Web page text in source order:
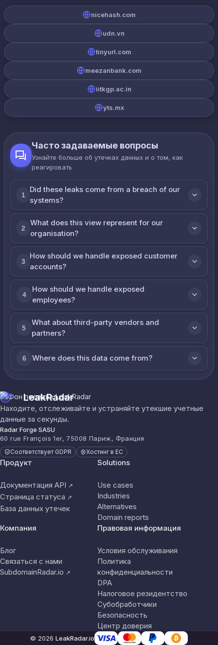
nicehash.com
udn.vn
tinyurl.com
meezanbank.com
iitkgp.ac.in
yts.mx
Часто задаваемые вопросы
Узнайте больше об утечках данных и о том, как
реагировать
1
Did these leaks come from a breach of our
systems?
2
What does this view represent for our
organisation?
3
How should we handle exposed customer
accounts?
4
How should we handle exposed
employees?
5
What about third-party vendors and
partners?
6 Where does this data come from?
LeakRadar
Находите, отслеживайте и устраняйте утекшие учетные
данные за секунды.
Radar Forge SASU
60 rue François 1er, 75008 Париж, Франция
Соответствует GDPR Хостинг в ЕС
Продукт
Документация API ↗
Страница статуса ↗
База данных утечек
Solutions
Use cases
Industries
Alternatives
Domain reports
Компания
Блог
Связаться с нами
SubdomainRadar.io ↗
Правовая информация
Условия обслуживания
Политика
конфиденциальности
DPA
Налоговое резидентство
Субобработчики
Безопасность
Центр доверия
© 2026 LeakRadar.io